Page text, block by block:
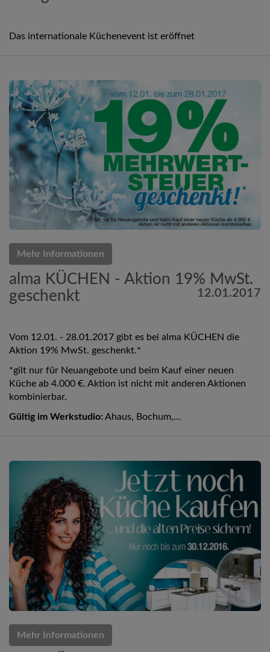
Das internationale Küchenevent ist eröffnet
Mehr Informationen
alma KÜCHEN - Aktion 19% MwSt.
geschenkt
12.01.2017
Vom 12.01. - 28.01.2017 gibt es bei alma KÜCHEN die
Aktion 19% MwSt. geschenkt.*
*gilt nur für Neuangebote und beim Kauf einer neuen
Küche ab 4.000 €. Aktion ist nicht mit anderen Aktionen
kombinierbar.
Gültig im Werkstudio: Ahaus, Bochum,...
Mehr Informationen